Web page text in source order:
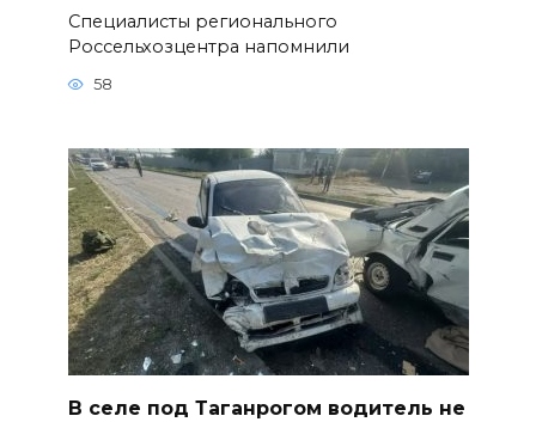
Специалисты регионального
Россельхозцентра напомнили
58
В селе под Таганрогом водитель не